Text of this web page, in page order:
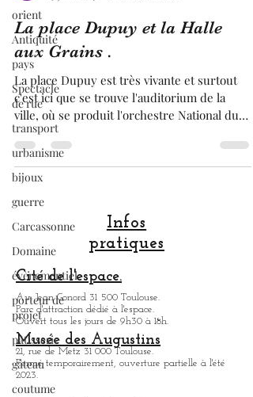
orient
Antiquité
pays
Spectacle
de rue
transport
urbanisme
bijoux
guerre
Carcassonne
Domaine
évènementiel
porteur de
projet
pâtisserie
gâteau
coutume
Franck BRUGUIERE
19 juil. 2024
6 min de lecture
La place Dupuy et la Halle
aux Grains .
La place Dupuy est très vivante et surtout
c'est ici que se trouve l'auditorium de la
ville, où se produit l'orchestre National du
Capitole. Sur cette Place se dresse une
à sa base et une belle statue en son sommet.
Sur cette place, vous découvrirez de beaux
immeubles à l'architecture typique de
Toulouse et de nombreux bars et
restaurants , avec de belles terrasse. Cette
place de Toulouse est également chargée
d'histoire, à découvr
pratiques
Cité de l'espace.
Av. Jean Gonord 31 500 Toulouse.
Parc d'attraction dédié à l'espace.
Ouvert tous les jours de 9h30 à 18h.
Musée des Augustins
21, rue de Metz 31 000 Toulouse.